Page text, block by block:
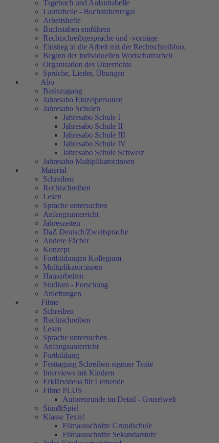
Tagebuch und Anlauttabelle
Lauttabelle - Buchstabenregal
Arbeitshefte
Buchstaben einführen
Rechtschreibgespräche und -vorträge
Einstieg in die Arbeit mit der Rechtschreibbox
Beginn der individuellen Wortschatzarbeit
Organisation des Unterrichts
Sprüche, Lieder, Übungen
Abo
Basiszugang
Jahresabo Einzelpersonen
Jahresabo Schulen
Jahresabo Schule I
Jahresabo Schule II
Jahresabo Schule III
Jahresabo Schule IV
Jahresabo Schule Schweiz
Jahresabo Multiplikator:innen
Material
Schreiben
Rechtschreiben
Lesen
Sprache untersuchen
Anfangsunterricht
Jahreszeiten
DaZ Deutsch/Zweitsprache
Andere Fächer
Konzept
Fortbildungen Kollegium
Multiplikator:innen
Hausarbeiten
Studium - Forschung
Anleitungen
Filme
Schreiben
Rechtschreiben
Lesen
Sprache untersuchen
Anfangsunterricht
Fortbildung
Festtagung Schreiben eigener Texte
Interviews mit Kindern
Erklärvideos für Lernende
Filme PLUS
Autorenrunde im Detail - Gruselwelt
Sinn&Spiel
Klasse Texte!
Filmausschnitte Grundschule
Filmausschnitte Sekundarstufe